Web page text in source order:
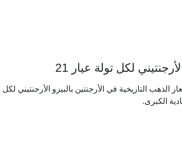
لكل تولة عيار 21
من 20 عامًا من بيانات أسعار الذهب التاريخية في الأرجنتين بالبيزو الأرجنتيني لكل